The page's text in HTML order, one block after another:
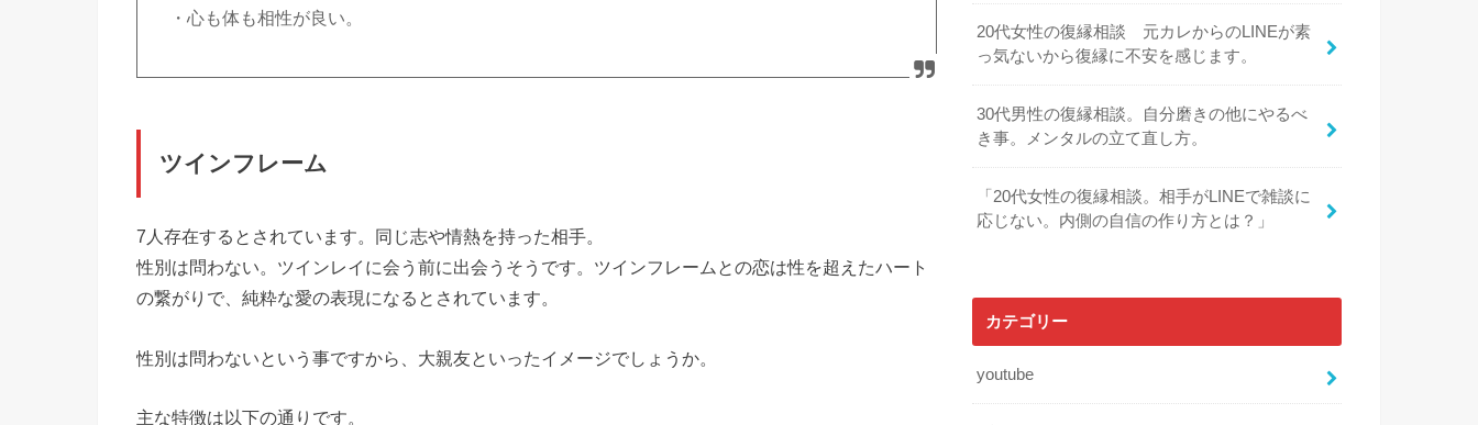
・心も体も相性が良い。
ツインフレーム
7人存在するとされています。同じ志や情熱を持った相手。
性別は問わない。ツインレイに会う前に出会うそうです。ツインフレームとの恋は性を超えたハート
の繋がりで、純粋な愛の表現になるとされています。
性別は問わないという事ですから、大親友といったイメージでしょうか。
主な特徴は以下の通りです。
20代女性の復縁相談 元カレからのLINEが素
っ気ないから復縁に不安を感じます。
30代男性の復縁相談。自分磨きの他にやるべ
き事。メンタルの立て直し方。
「20代女性の復縁相談。相手がLINEで雑談に
応じない。内側の自信の作り方とは？」
カテゴリー
youtube